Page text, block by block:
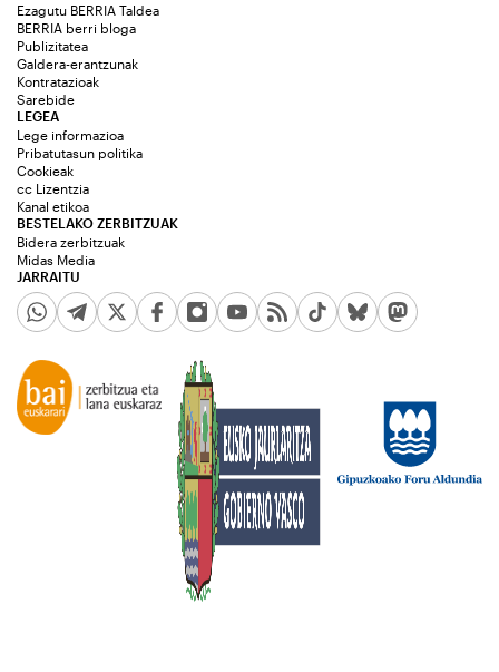
Ezagutu BERRIA Taldea
BERRIA berri bloga
Publizitatea
Galdera-erantzunak
Kontratazioak
Sarebide
JARRAITU
LEGEA
Lege informazioa
Pribatutasun politika
Cookieak
cc Lizentzia
Kanal etikoa
BESTELAKO ZERBITZUAK
Bidera zerbitzuak
Midas Media